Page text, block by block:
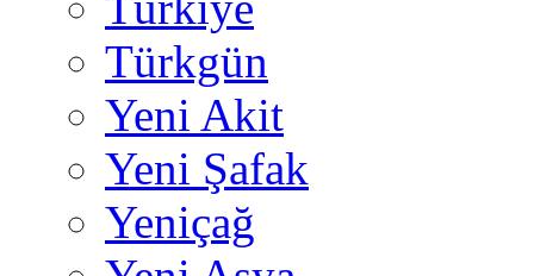
Türkgün
Yeni Akit
Yeni Şafak
Yeniçağ